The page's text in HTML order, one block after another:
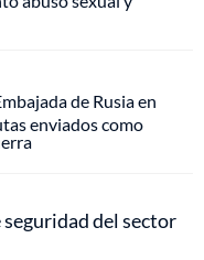
de Rusia en
enviados como
seguridad del sector